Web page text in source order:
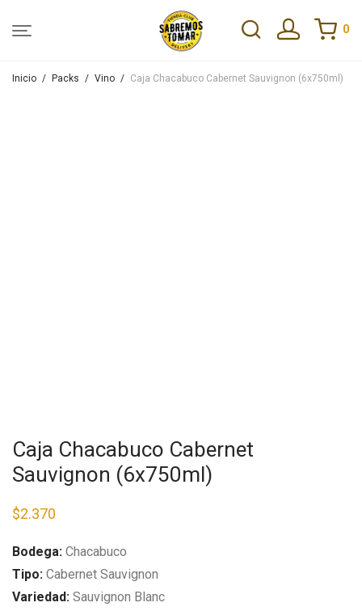
0
Inicio / Packs / Vino / Caja Chacabuco Cabernet Sauvignon (6x750ml)
Caja Chacabuco Cabernet
Sauvignon (6x750ml)
$2.370
Bodega: Chacabuco
Tipo: Cabernet Sauvignon
Variedad: Sauvignon Blanc